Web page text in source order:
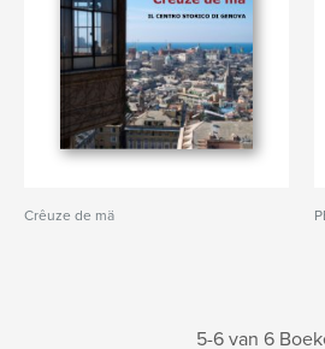
Crêuze de mä
5-6 van 6